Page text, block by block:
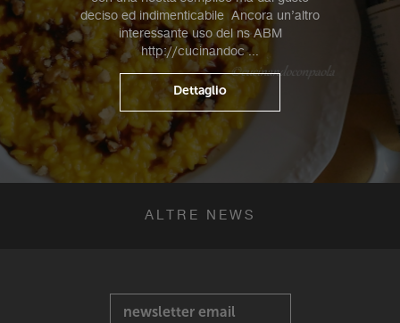
deciso ed indimenticabile Ancora un’altro
interessante uso del ns ABM
http://cucinandoc ...
Dettaglio
ALTRE NEWS
newsletter email